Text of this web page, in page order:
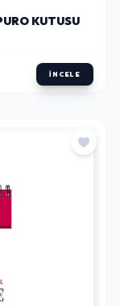
KUTUSU
İNCELE